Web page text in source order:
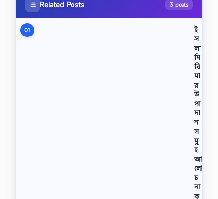
Related Posts 3 posts
01
ই
স
লা
মি
বি
মা
র
উ
পা
দা
ন
স
মু
হ
আ
লো
চ
না
ক